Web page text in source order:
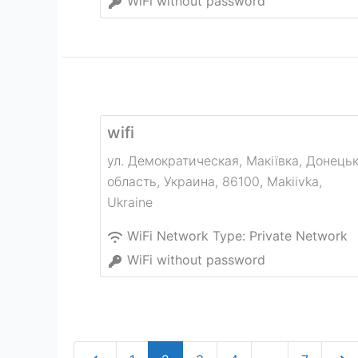
wifi
ул. Демократическая, Макіївка,
область, Украина, 86100, Makiivka,
Ukraine
WiFi Network Type: Private Network
WiFi without password